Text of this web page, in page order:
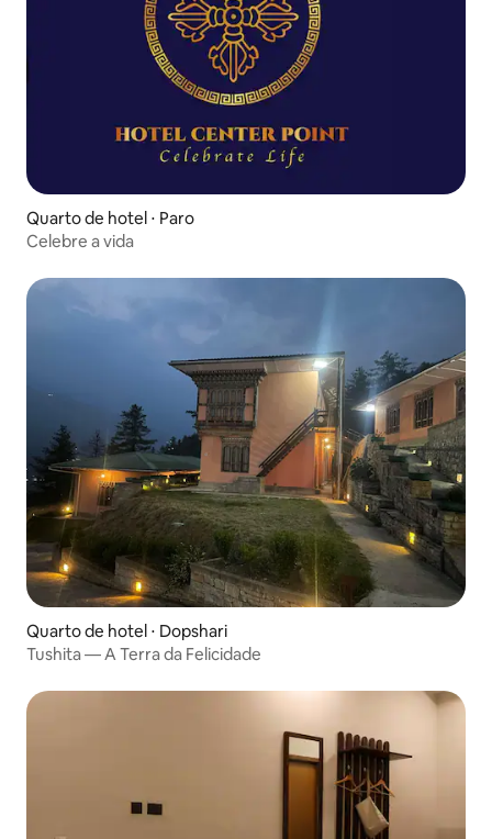
Quarto de hotel ⋅ Paro
Celebre a vida
Quarto de hotel ⋅ Dopshari
Tushita — A Terra da Felicidade